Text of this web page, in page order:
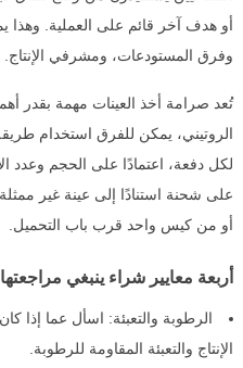
أو هدف آخر قائم على العملية. وهذا
وفرق المستودعات، ومشرفي الإنتاج.
تُعد صرامة أخذ العينات مهمة بقدر
لكل دفعة، اعتمادًا على الحجم وعدد
على شحنة استنادًا إلى عينة غير
أو من كيس واحد قرب باب التحميل.
أربعة معايير شراء ينبغي
الرطوبة والتعبئة: اسأل عما
الإنتاج والتعبئة المقاومة للرطوبة.